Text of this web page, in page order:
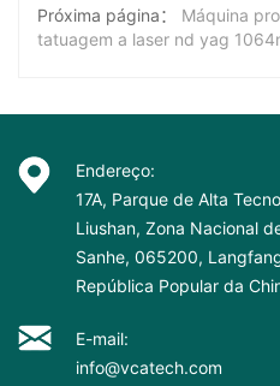
Próxima página：
Máquina
tatuagem a laser nd yag
Endereço:
17A, Parque de Alta
Liushan, Zona Nacional
Sanhe, 065200,
República Popular da
E-mail:
info@vcatech.com